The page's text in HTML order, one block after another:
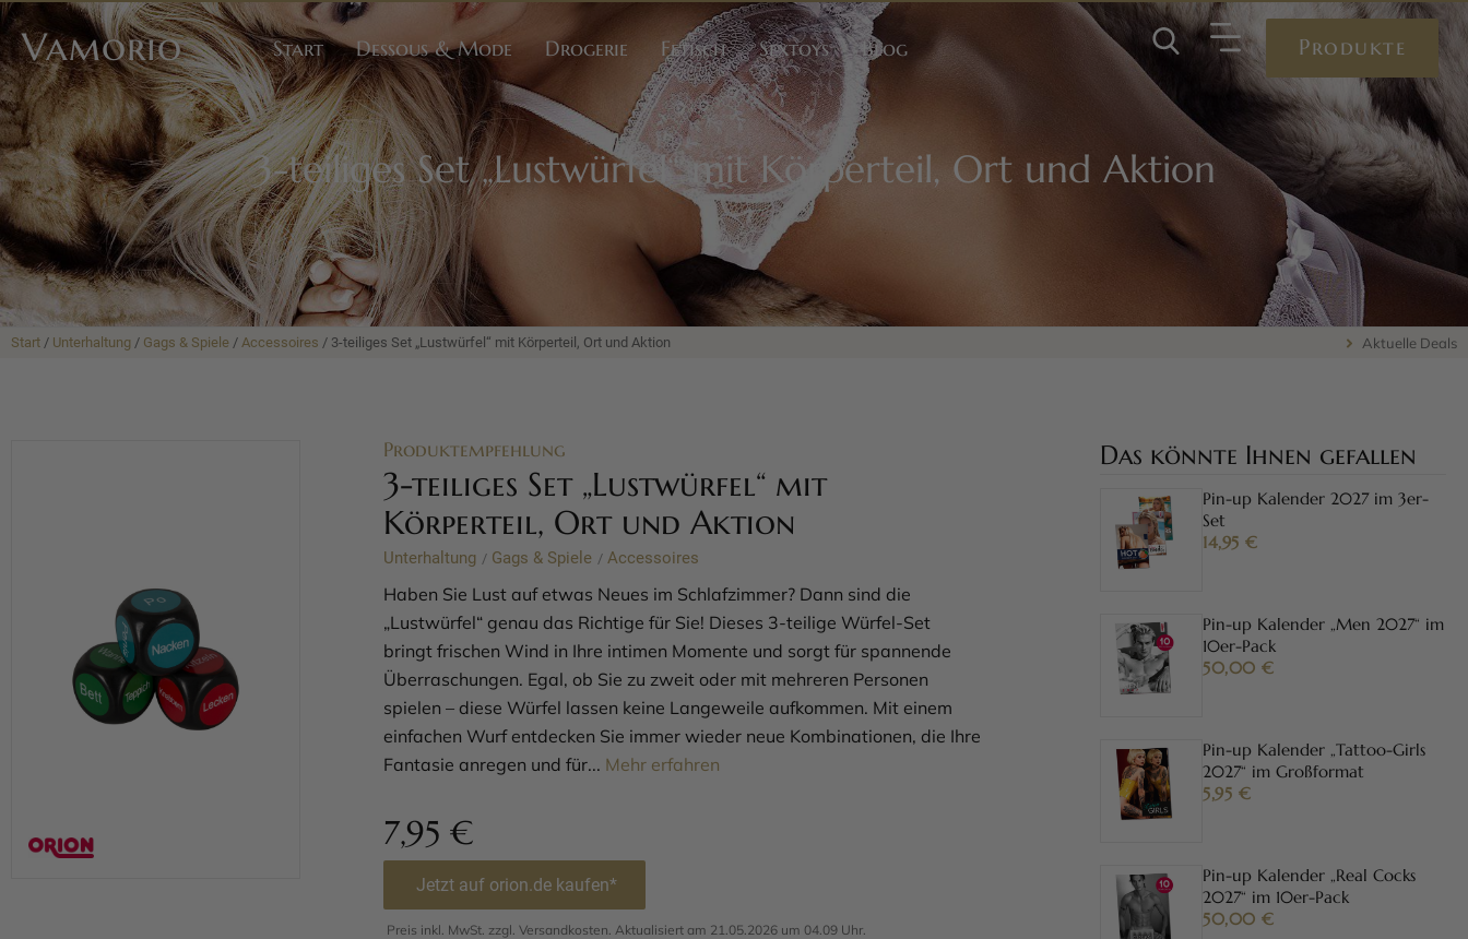
Vamorio Start Dessous & Mode Drogerie Fetisch Sextoys Blog Produkte
3-teiliges Set „Lustwürfel“ mit Körperteil, Ort und Aktion
Start / Unterhaltung / Gags & Spiele / Accessoires / 3-teiliges Set „Lustwürfel“ mit Körperteil, Ort und Aktion Aktuelle Deals
Produktempfehlung
3-teiliges Set „Lustwürfel“ mit
Körperteil, Ort und Aktion
Unterhaltung / Gags & Spiele / Accessoires
Haben Sie Lust auf etwas Neues im Schlafzimmer? Dann sind die
„Lustwürfel“ genau das Richtige für Sie! Dieses 3-teilige Würfel-Set
bringt frischen Wind in Ihre intimen Momente und sorgt für spannende
Überraschungen. Egal, ob Sie zu zweit oder mit mehreren Personen
spielen – diese Würfel lassen keine Langeweile aufkommen. Mit einem
einfachen Wurf entdecken Sie immer wieder neue Kombinationen, die Ihre
Fantasie anregen und für... Mehr erfahren
7,95 €
Jetzt auf orion.de kaufen*
Preis inkl. MwSt. zzgl. Versandkosten. Aktualisiert am 21.05.2026 um 04.09 Uhr.
Das könnte Ihnen gefallen
Pin-up Kalender 2027 im 3er-
Set
14,95€
Pin-up Kalender „Men 2027“ im
10er-Pack
50,00€
Pin-up Kalender „Tattoo-Girls
2027“ im Großformat
5,95 €
Pin-up Kalender „Real Cocks
2027“ im 10er-Pack
50,00€